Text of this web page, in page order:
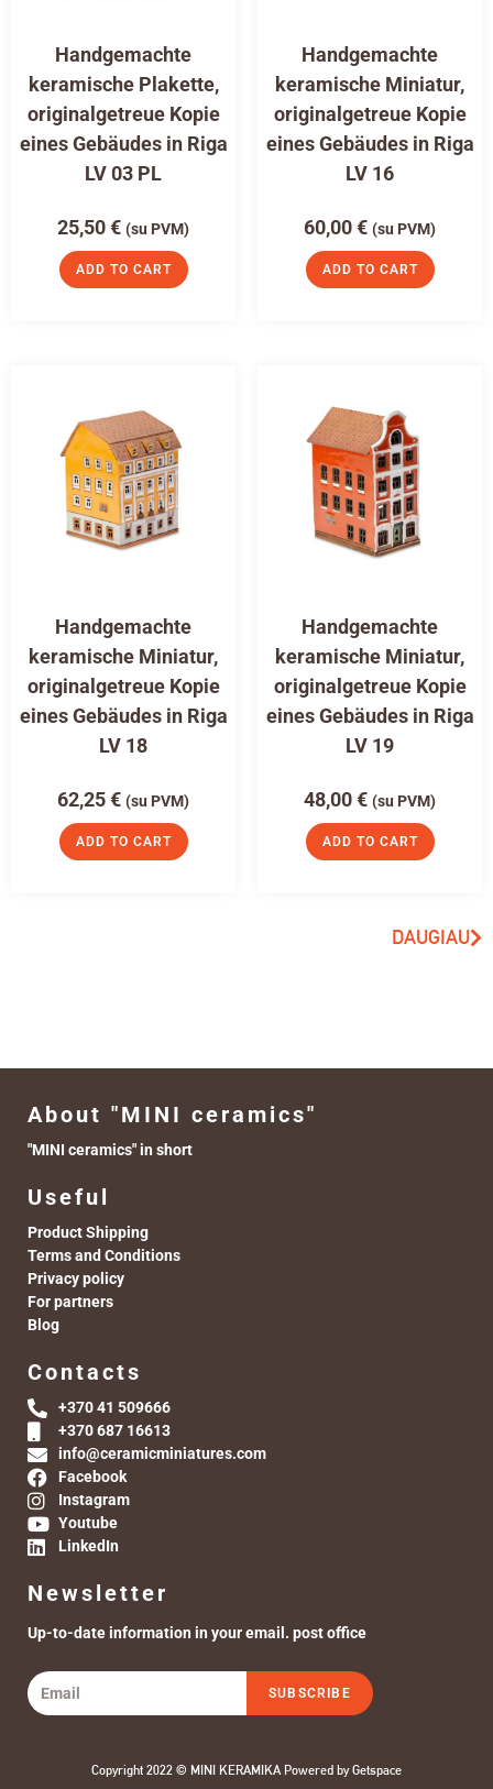
Handgemachte
keramische Plakette,
originalgetreue Kopie
eines Gebäudes in Riga
LV 03 PL
25,50€ (su PVM)
ADD TO CART
Handgemachte
keramische Miniatur,
originalgetreue Kopie
eines Gebäudes in Riga
LV 16
60,00€ (su PVM)
ADD TO CART
Handgemachte
keramische Miniatur,
originalgetreue Kopie
eines Gebäudes in Riga
LV 18
62,25€ (su PVM)
ADD TO CART
Handgemachte
keramische Miniatur,
originalgetreue Kopie
eines Gebäudes in Riga
LV 19
48,00€ (su PVM)
ADD TO CART
DAUGIAU
About "MINI ceramics"
"MINI ceramics" in short
Useful
Product Shipping
Terms and Conditions
Privacy policy
For partners
Blog
Contacts
+370 41 509666
+370 687 16613
info@ceramicminiatures.com
Facebook
Instagram
Youtube
LinkedIn
Newsletter
Up-to-date information in your email. post office
SUBSCRIBE
Copyright 2022 © MINI KERAMIKA Powered byGetspace